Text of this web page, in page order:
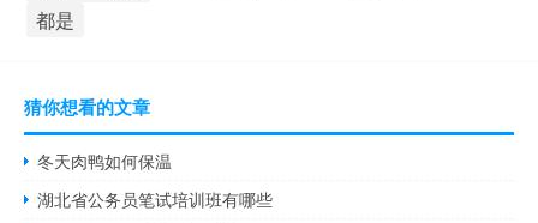
都是
猜你想看的文章
冬天肉鸭如何保温
湖北省公务员笔试培训班有哪些